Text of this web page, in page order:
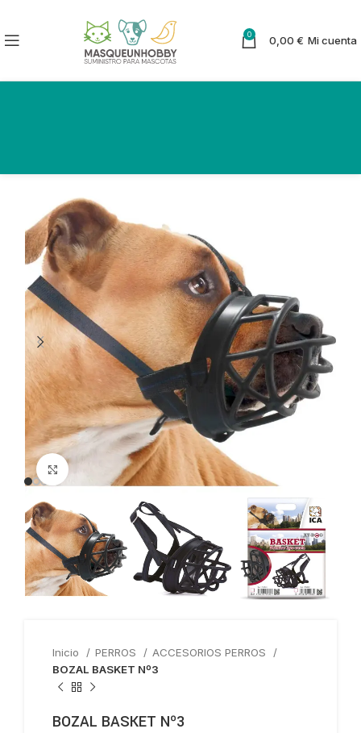
0 0,00 € Mi cuenta
Haga clic para ampliar
Inicio PERROS
ACCESORIOS PERROS
BOZAL BASKET Nº3
BOZAL BASKET Nº3